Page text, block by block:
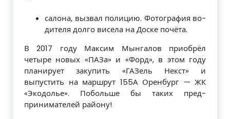
салона, вызвал полицию. Фотография во­
дителя долго висела на Доске почёта.
В 2017 году Максим Мынгалов приоб­рёл
четыре новых «ПАЗа» и «Форд», в этом году
планирует закупить «ГАЗель Некст» и
выпустить на маршрут 155А Оренбург — ЖК
«Экодолье». Побольше бы таких пред­
принимателей району!